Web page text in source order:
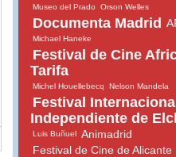
Museo del Prado Orson Welles
Documenta Madrid
Michael Haneke
Festival de Cine
Tarifa
Michel Houellebecq Nelson Mandela
Festival
Independiente de
Luis Buñuel Animadrid
Festival de Cine de Alicante